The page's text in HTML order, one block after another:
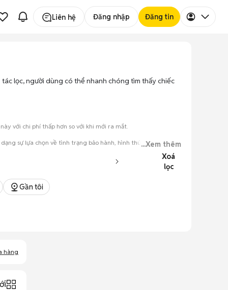
Liên hệ Đăng nhập Đăng tin
lọc, người dùng có thể nhanh chóng tìm thấy chiếc
với chi phí thấp hơn so với khi mới ra mắt.
sự lựa chọn về tình trạng bảo hành, hình thức máy và màu
nói chung.
...Xem thêm
Xoá
lọc
Gần tôi
hàng